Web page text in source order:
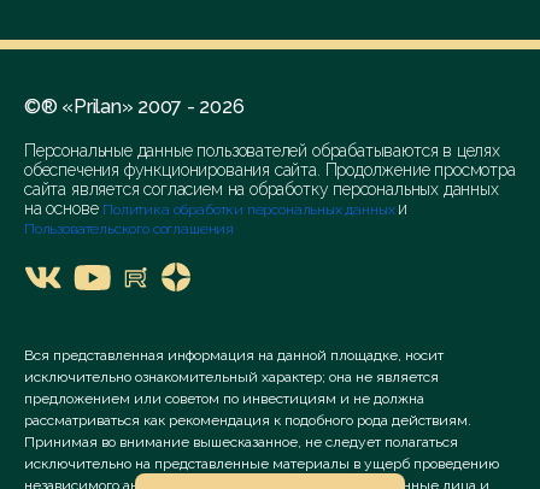
©® «Prilan» 2007 - 2026
Персональные данные пользователей обрабатываются в целях
обеспечения функционирования сайта. Продолжение просмотра
сайта является согласием на обработку персональных данных
на основе Политика обработки персональных данных и
Пользовательского соглашения
Вся представленная информация на данной площадке, носит
исключительно ознакомительный характер; она не является
предложением или советом по инвестициям и не должна
рассматриваться как рекомендация к подобного рода действиям.
Принимая во внимание вышесказанное, не следует полагаться
исключительно на представленные материалы в ущерб проведению
независимого анализа. Сервис «Prilan» его аффилированные лица и